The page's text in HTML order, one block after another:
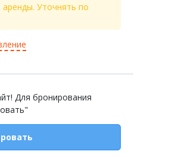
Уточнять по
Для бронирования